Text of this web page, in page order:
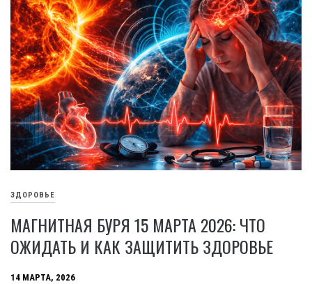
ЗДОРОВЬЕ
МАГНИТНАЯ БУРЯ 15 МАРТА 2026: ЧТО
ОЖИДАТЬ И КАК ЗАЩИТИТЬ ЗДОРОВЬЕ
14 МАРТА, 2026